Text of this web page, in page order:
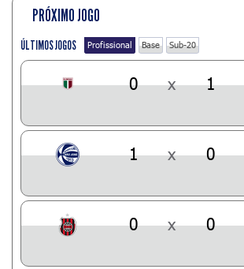
PRÓXIMO JOGO
ÚLTIMOS JOGOS Profissional Base Sub-20
0 x 1
1 x 0
0 x 0